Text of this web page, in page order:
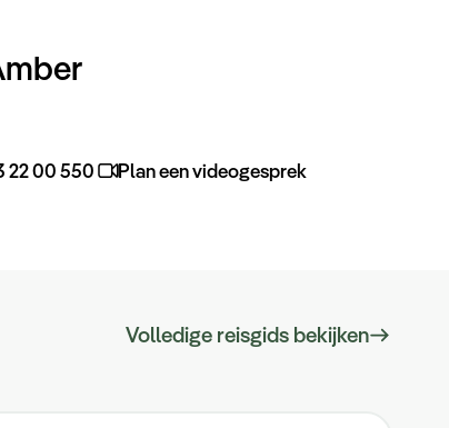
22 00 550 Plan een videogesprek
Volledige reisgids bekijken